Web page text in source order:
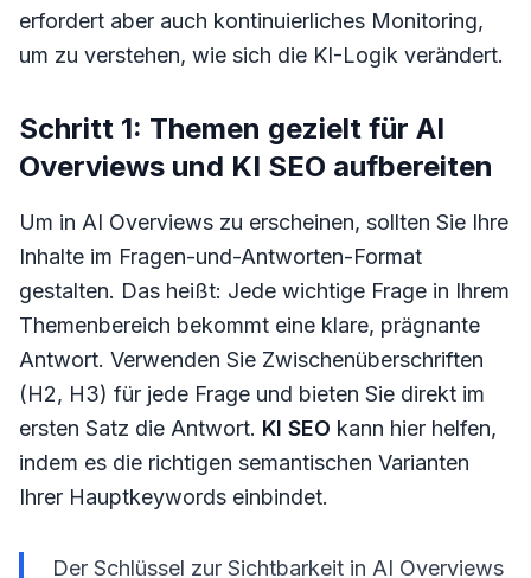
erfordert aber auch kontinuierliches Monitoring,
um zu verstehen, wie sich die KI-Logik verändert.
Schritt 1: Themen gezielt für AI
Overviews und KI SEO aufbereiten
Um in AI Overviews zu erscheinen, sollten Sie Ihre
Inhalte im Fragen-und-Antworten-Format
gestalten. Das heißt: Jede wichtige Frage in Ihrem
Themenbereich bekommt eine klare, prägnante
Antwort. Verwenden Sie Zwischenüberschriften
(H2, H3) für jede Frage und bieten Sie direkt im
ersten Satz die Antwort. KI SEO kann hier helfen,
indem es die richtigen semantischen Varianten
Ihrer Hauptkeywords einbindet.
Der Schlüssel zur Sichtbarkeit in AI Overviews